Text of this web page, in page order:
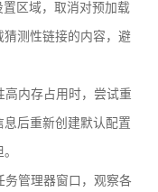
置区域，取消对预加载
猜测性链接的内容，避
高内存占用时，尝试重
后重新创建默认配置
务管理器窗口，观察各